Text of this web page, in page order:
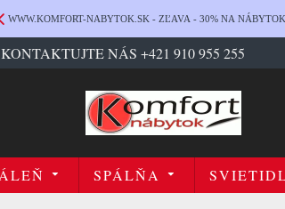
WWW.KOMFORT-NABYTOK.SK - ZĽAVA - 30% NA
KONTAKTUJTE NÁS +421 910 955 255
SPÁLŇA